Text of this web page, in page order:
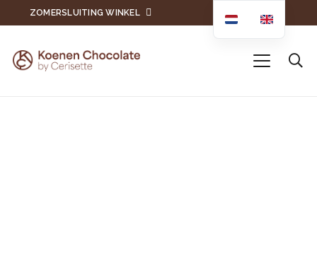
ZOMERSLUITING WINKEL